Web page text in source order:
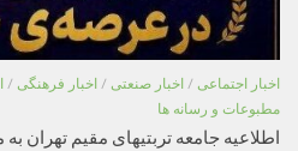
اخبار اجتماعی / اخبار صنعتی / اخبار فرهنگی /
مطبوعات و رسانه ها
اطلاعیه جامعه تربتیهای مقیم تهران